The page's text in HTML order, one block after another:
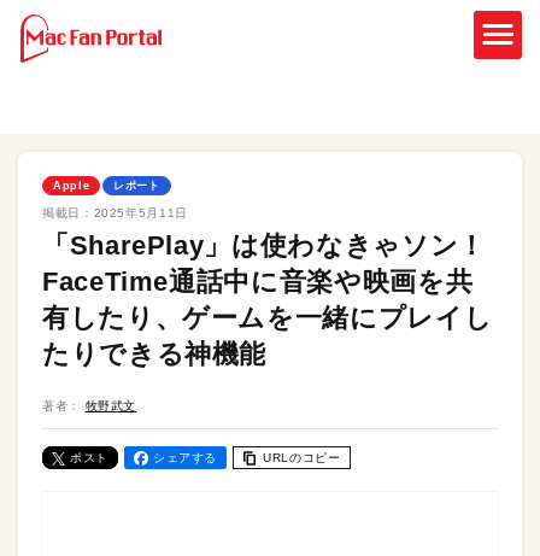
Apple レポート
掲載日： 2025年5月11日
「SharePlay」は使わなきゃソン！
FaceTime通話中に音楽や映画を共
有したり、ゲームを一緒にプレイし
たりできる神機能
著者： 牧野武文
ポスト シェアする URLのコピー